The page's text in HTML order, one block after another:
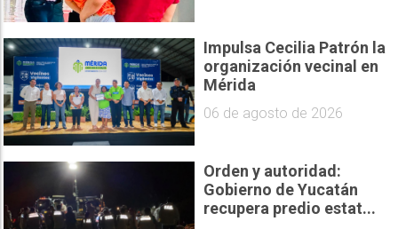
Impulsa Cecilia Patrón la
organización vecinal en
Mérida
06 de agosto de 2026
Orden y autoridad:
Gobierno de Yucatán
recupera predio estat...